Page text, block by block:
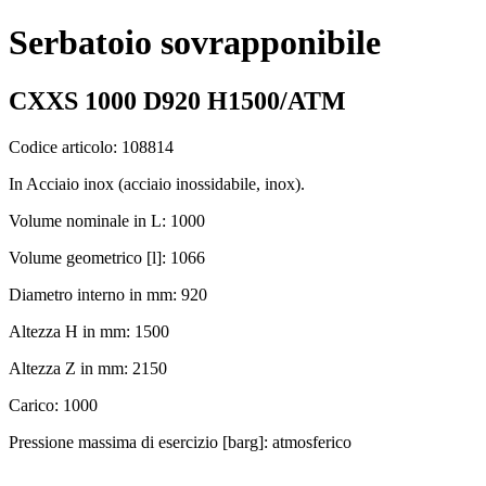
Serbatoio sovrapponibile
CXXS 1000 D920 H1500/ATM
Codice articolo: 108814
In Acciaio inox (acciaio inossidabile, inox).
Volume nominale in L: 1000
Volume geometrico [l]: 1066
Diametro interno in mm: 920
Altezza H in mm: 1500
Altezza Z in mm: 2150
Carico: 1000
Pressione massima di esercizio [barg]: atmosferico